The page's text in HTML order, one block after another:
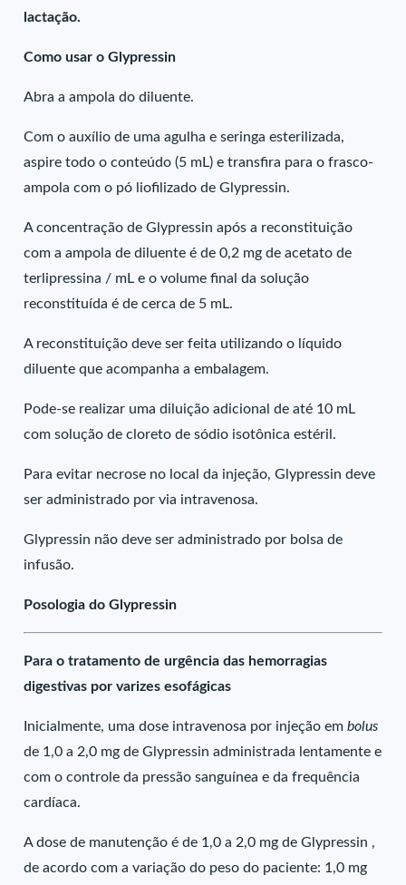
lactação.
Como usar o Glypressin
Abra a ampola do diluente.
Com o auxílio de uma agulha e seringa esterilizada,
aspire todo o conteúdo (5 mL) e transfira para o frasco-
ampola com o pó liofilizado de Glypressin.
A concentração de Glypressin após a reconstituição
com a ampola de diluente é de 0,2 mg de acetato de
terlipressina / mL e o volume final da solução
reconstituída é de cerca de 5 mL.
A reconstituição deve ser feita utilizando o líquido
diluente que acompanha a embalagem.
Pode-se realizar uma diluição adicional de até 10 mL
com solução de cloreto de sódio isotônica estéril.
Para evitar necrose no local da injeção, Glypressin deve
ser administrado por via intravenosa.
Glypressin não deve ser administrado por bolsa de
infusão.
Posologia do Glypressin
Para o tratamento de urgência das hemorragias
digestivas por varizes esofágicas
Inicialmente, uma dose intravenosa por injeção embolus
de 1,0 a 2,0 mg de Glypressin administrada lentamente e
com o controle da pressão sanguínea e da frequência
cardíaca.
A dose de manutenção é de 1,0 a 2,0 mg de Glypressin ,
de acordo com a variação do peso do paciente: 1,0 mg